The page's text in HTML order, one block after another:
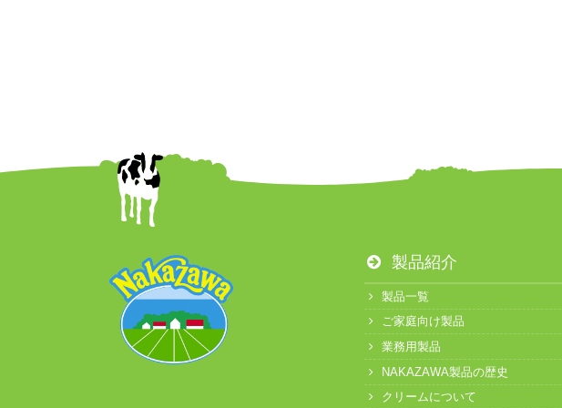
製品紹介
製品一覧
ご家庭向け製品
業務用製品
NAKAZAWA製品の歴史
クリームについて